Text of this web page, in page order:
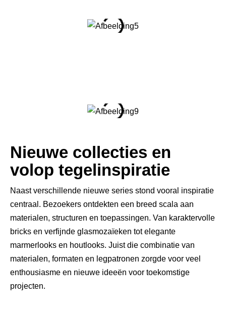
Nieuwe collecties en
volop tegelinspiratie
Naast verschillende nieuwe series stond vooral inspiratie
centraal. Bezoekers ontdekten een breed scala aan
materialen, structuren en toepassingen. Van karaktervolle
bricks en verfijnde glasmozaïeken tot elegante
marmerlooks en houtlooks. Juist die combinatie van
materialen, formaten en legpatronen zorgde voor veel
enthousiasme en nieuwe ideeën voor toekomstige
projecten.